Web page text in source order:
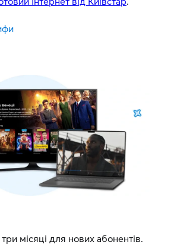
місяці для нових абонентів.